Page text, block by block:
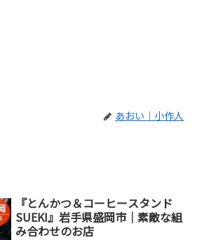
あおい｜小作人
『とんかつ＆コーヒースタンド
SUEKI』岩手県盛岡市｜素敵な組
み合わせのお店